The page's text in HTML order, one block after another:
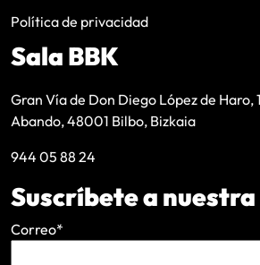
Política de privacidad
Sala BBK
Gran Vía de Don Diego López de Haro,
Abando, 48001 Bilbo, Bizkaia
944 05 88 24
Suscríbete a
Correo*